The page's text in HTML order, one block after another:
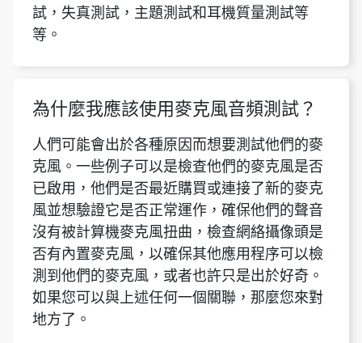
試，失真測試，主題測試和耳機質量測試等
等。
為什麼我應該使用麥克風音頻測試？
人們可能會出於各種原因而想要測試他們的麥
克風。一些例子可以是檢查他們的麥克風是否
已啟用，他們是否最近購買或連接了新的麥克
風並想驗證它是否正常運作，確保他們的聲音
沒有被計算機麥克風扭曲，檢查網絡攝像頭是
否有內置麥克風，以確保其他應用程序可以檢
測到他們的麥克風，或者也許只是出於好奇。
如果您可以與上述任何一個關聯，那麼您來對
地方了。